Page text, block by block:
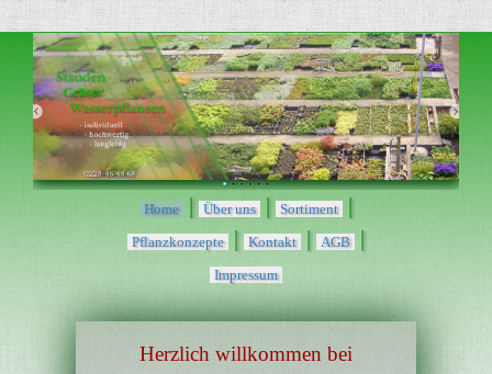
Home | Über uns | Sortiment |
Pflanzkonzepte | Kontakt | AGB |
Impressum
Herzlich willkommen bei